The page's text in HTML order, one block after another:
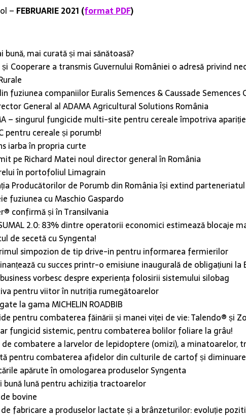
– FEBRUARIE 2021 (format PDF)
mai curată și mai sănătoasă?
Cooperare a transmis Guvernului României o adresă
fuziunea companiilor Euralis Semences & Caussade Semences
General al ADAMA Agricultural Solutions România
– singurul fungicide multi-site pentru cereale împotriva
pentru cereale și porumb!
iarba în propria curte
pe Richard Matei noul director general în România
în portofoliul Limagrain
Producătorilor de Porumb din România își extind
fuziunea cu Maschio Gaspardo
confirmă și în Transilvania
2.0: 83% dintre operatorii economici estimează blocaje
de secetă cu Syngenta!
simpozion de tip drive-in pentru informarea fermierilor
cu succes printr-o emisiune inaugurală de obligațiuni
vorbesc despre experiența folosirii sistemului silobag
pentru viitor în nutriția rumegătoarelor
la gama MICHELIN ROADBIB
pentru combaterea făinării și manei viței de vie: Talendo® și
fungicid sistemic, pentru combaterea bolilor foliare la grâu!
combatere a larvelor de lepidoptere (omizi), a
pentru combaterea afidelor din culturile de cartof și
apărute în omologarea produselor Syngenta
bună lună pentru achiziția tractoarelor
bovine
fabricare a produselor lactate și a brânzeturilor: evoluție